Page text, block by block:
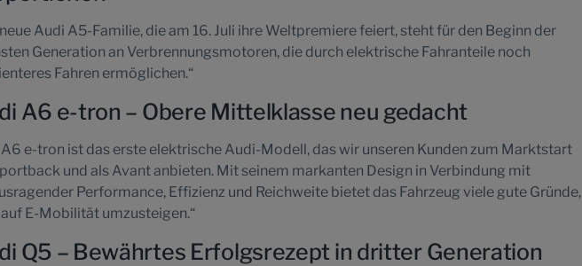
neue Audi A5-Familie, die am 16. Juli ihre Weltpremiere feiert, steht für den Beginn der
Generation an Verbrennungsmotoren, die durch elektrische Fahranteile noch
Fahren ermöglichen.“
A6 e-tron – Obere Mittelklasse neu gedacht
A6 e-tron ist das erste elektrische Audi-Modell, das wir unseren Kunden zum Marktstart
und als Avant anbieten. Mit seinem markanten Design in Verbindung mit
Performance, Effizienz und Reichweite bietet das Fahrzeug viele gute Gründe,
E-Mobilität umzusteigen.“
Q5 – Bewährtes Erfolgsrezept in dritter Generation